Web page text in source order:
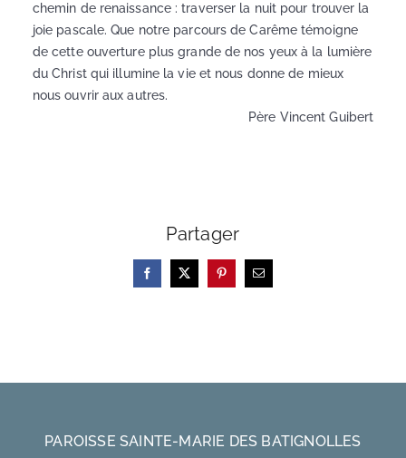
chemin de renaissance : traverser la nuit pour trouver la
joie pascale. Que notre parcours de Carême témoigne
de cette ouverture plus grande de nos yeux à la lumière
du Christ qui illumine la vie et nous donne de mieux
nous ouvrir aux autres.
Père Vincent Guibert
Partager
Facebook
X PinterestEmail
PAROISSE SAINTE-MARIE DES BATIGNOLLES